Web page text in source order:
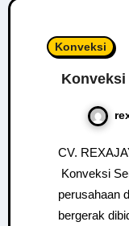
Konveksi
Konveksi
CV. REXAJAYA General Supplier & Contractor
Konveksi
perusahaan
bergerak